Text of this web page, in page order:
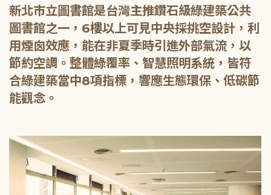
新北市立圖書館是台灣主推鑽石級綠建築公共
圖書館之一，6樓以上可見中央採挑空設計，利
用煙囪效應，能在非夏季時引進外部氣流，以
節約空調。整體綠覆率、智慧照明系統，皆符
合綠建築當中8項指標，響應生態環保、低碳節
能觀念。